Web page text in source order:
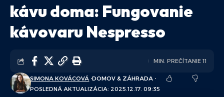
kávu doma: Fungovanie
kávovaru Nespresso
POSLEDNÁ AKTUALIZÁCIA: 2025.12.17. 09:35
SIMONA KOVÁCOVÁ DOMOV & ZÁHRADA
MIN. PREČÍTANIE 11